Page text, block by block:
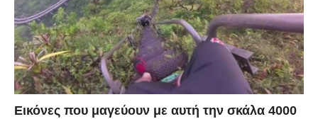
Εικόνες που μαγεύουν με αυτή την σκάλα 4000